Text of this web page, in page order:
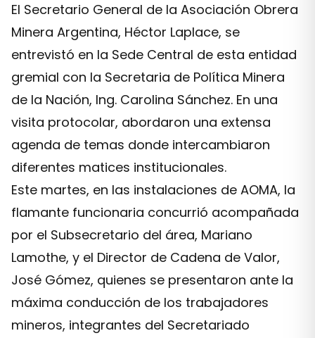
El Secretario General de la Asociación Obrera
Minera Argentina, Héctor Laplace, se
entrevistó en la Sede Central de esta entidad
gremial con la Secretaria de Política Minera
de la Nación, Ing. Carolina Sánchez. En una
visita protocolar, abordaron una extensa
agenda de temas donde intercambiaron
diferentes matices institucionales.
Este martes, en las instalaciones de AOMA, la
flamante funcionaria concurrió acompañada
por el Subsecretario del área, Mariano
Lamothe, y el Director de Cadena de Valor,
José Gómez, quienes se presentaron ante la
máxima conducción de los trabajadores
mineros, integrantes del Secretariado